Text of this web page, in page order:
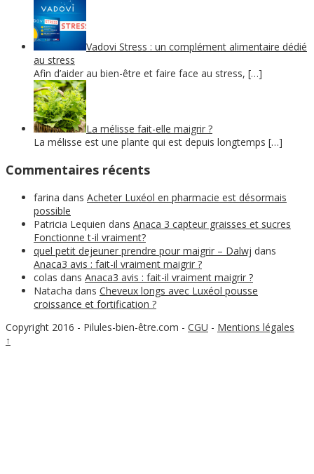
Vadovi Stress : un complément alimentaire dédié
au stress
Afin d’aider au bien-être et faire face au stress, […]
La mélisse fait-elle maigrir ?
La mélisse est une plante qui est depuis longtemps […]
Commentaires récents
farina dans Acheter Luxéol en pharmacie est désormais
possible
Patricia Lequien dans Anaca 3 capteur graisses et sucres
Fonctionne t-il vraiment?
quel petit dejeuner prendre pour maigrir – Dalwj dans
Anaca3 avis : fait-il vraiment maigrir ?
colas dans Anaca3 avis : fait-il vraiment maigrir ?
Natacha dans Cheveux longs avec Luxéol pousse
croissance et fortification ?
Copyright 2016 - Pilules-bien-être.com - CGU - Mentions légales
↑